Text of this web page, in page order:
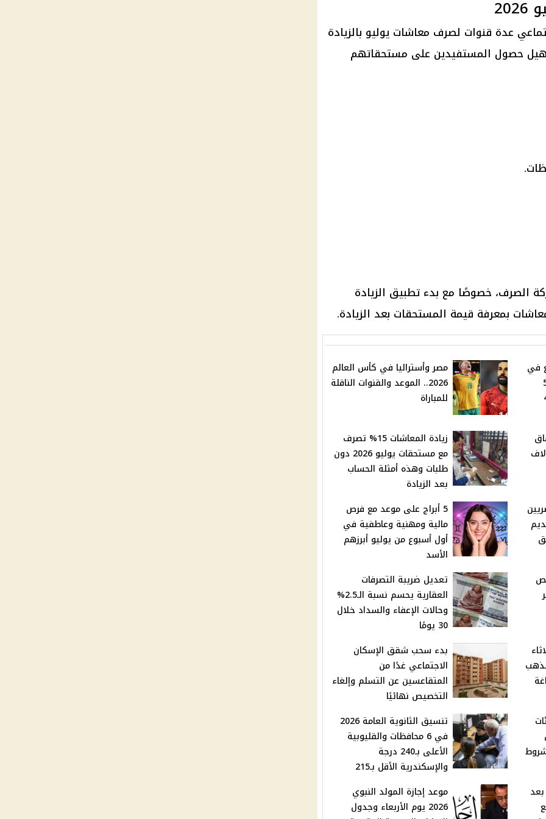
عدة قنوات لصرف معاشات يوليو بالزيادة
حصول المستفيدين على مستحقاتهم
الصرف، خصوصًا مع بدء تطبيق الزيادة
بمعرفة قيمة المستحقات بعد الزيادة.
في
مصر وأستراليا في كأس العالم
2026.. الموعد والقنوات الناقلة
للمباراة
دون 10 آلاف
زيادة المعاشات 15% تصرف
مع مستحقات يوليو 2026 دون
طلبات وهذه أمثلة الحساب
بعد الزيادة
5 أبراج على موعد مع فرص
مالية ومهنية وعاطفية في
أول أسبوع من يوليو أبرزهم
الأسد
تعديل ضريبة التصرفات
العقارية يحسم نسبة الـ2.5%
وحالات الإعفاء والسداد خلال
30 يومًا
بدء سحب شقق الإسكان
الاجتماعي غدًا من
المتقاعسين عن التسلم وإلغاء
التخصيص نهائيًا
تنسيق الثانوية العامة 2026
في 6 محافظات والقليوبية
الأعلى بـ240 درجة
والإسكندرية الأقل بـ215
موعد إجازة المولد النبوي
2026 يوم الأربعاء وجدول